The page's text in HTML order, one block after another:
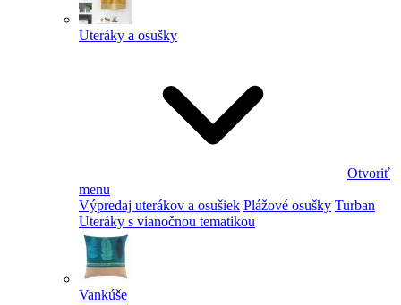
Uteráky a osušky
Otvoriť
menu
Výpredaj uterákov a osušiek Plážové osušky Turban
Uteráky s vianočnou tematikou
Vankúše